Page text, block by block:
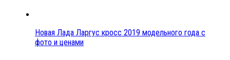
Новая Лада Ларгус кросс 2019 модельного года с
фото и ценами